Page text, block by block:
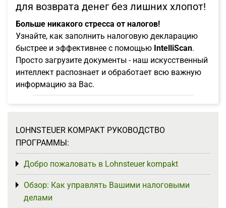
для возврата денег без лишних хлопот!
Больше никакого стресса от налогов!
Узнайте, как заполнить налоговую декларацию
быстрее и эффективнее с помощью IntelliScan.
Просто загрузите документы - наш искусственный
интеллект распознает и обработает всю важную
информацию за Вас.
LOHNSTEUER KOMPAKT РУКОВОДСТВО
ПРОГРАММЫ:
Добро пожаловать в Lohnsteuer kompakt
Toggle menu
Обзор: Как управлять Вашими налоговыми
делами
Toggle menu